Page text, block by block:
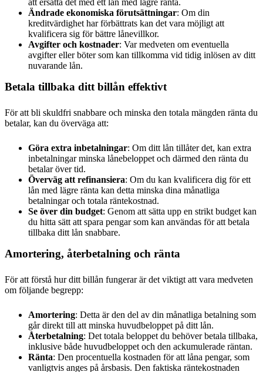
att ersätta det med ett lån med lägre ränta.
Ändrade ekonomiska förutsättningar: Om din
kreditvärdighet har förbättrats kan det vara möjligt att
kvalificera sig för bättre lånevillkor.
Avgifter och kostnader: Var medveten om eventuella
avgifter eller böter som kan tillkomma vid tidig inlösen av ditt
nuvarande lån.
Betala tillbaka ditt billån effektivt
För att bli skuldfri snabbare och minska den totala mängden ränta du
betalar, kan du överväga att:
Göra extra inbetalningar: Om ditt lån tillåter det, kan extra
inbetalningar minska lånebeloppet och därmed den ränta du
betalar över tid.
Överväg att refinansiera: Om du kan kvalificera dig för ett
lån med lägre ränta kan detta minska dina månatliga
betalningar och totala räntekostnad.
Se över din budget: Genom att sätta upp en strikt budget kan
du hitta sätt att spara pengar som kan användas för att betala
tillbaka ditt lån snabbare.
Amortering, återbetalning och ränta
För att förstå hur ditt billån fungerar är det viktigt att vara medveten
om följande begrepp:
Amortering: Detta är den del av din månatliga betalning som
går direkt till att minska huvudbeloppet på ditt lån.
Återbetalning: Det totala beloppet du behöver betala tillbaka,
inklusive både huvudbeloppet och den ackumulerade räntan.
Ränta: Den procentuella kostnaden för att låna pengar, som
vanligtvis anges på årsbasis. Den faktiska räntekostnaden